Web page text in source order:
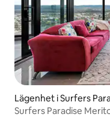
Lägenhet i Surfers
Surfers Paradise